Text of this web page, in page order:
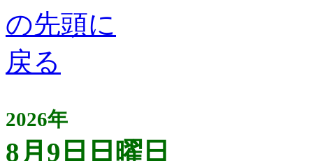
2026年
8月9日日曜日